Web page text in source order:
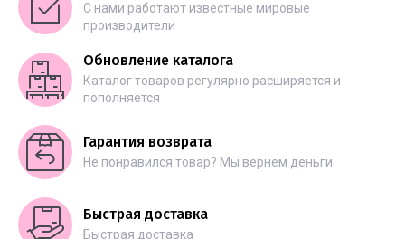
С нами работают известные мировые
производители
Обновление каталога
Каталог товаров регулярно расширяется и
пополняется
Гарантия возврата
Не понравился товар? Мы вернем деньги
Быстрая доставка
Быстрая доставка